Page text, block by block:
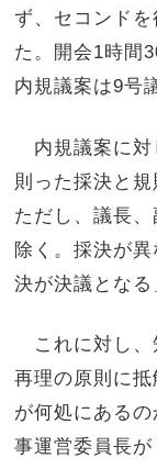
ず、セコンド
た。開会1時間
内規議案は9号
内規議案に対
則った採決と規
ただし、議長
除く。採決が
決が決議となる
これに対し、
再理の原則に
が何処にある
事運営委員長